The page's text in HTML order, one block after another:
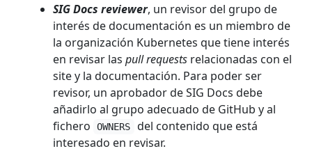
SIG Docs reviewer, un revisor del grupo de
interés de documentación es un miembro de
la organización Kubernetes que tiene interés
en revisar las pull requests relacionadas con el
site y la documentación. Para poder ser
revisor, un aprobador de SIG Docs debe
añadirlo al grupo adecuado de GitHub y al
fichero
OWNERS
del contenido que está
interesado en revisar.